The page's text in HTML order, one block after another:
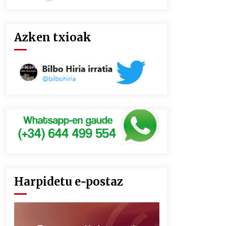
Azken txioak
Harpidetu e-postaz